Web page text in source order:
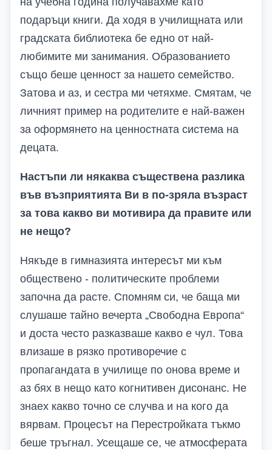
подаръци книги. Да ходя в училищната или
градската библиотека бе едно от най-
любимите ми занимания. Образованието
също беше ценност за нашето семейство.
Затова и аз, и сестра ми четяхме. Смятам, че
личният пример на родителите е най-важен
за оформянето на ценностната система на
децата.
Настъпи ли някаква съществена разлика
във възприятията Ви в по-зряла възраст
за това какво ви мотивира да правите или
не нещо?
Някъде в гимназията интересът ми към
обществено - политическите проблеми
започна да расте. Спомням си, че баща ми
слушаше тайно вечерта „Свободна Европа“
и доста често разказваше какво е чул. Това
влизаше в рязко противоречие с
пропагандата в училище по онова време и
аз бях в нещо като когнитивен дисонанс. Не
знаех какво точно се случва и на кого да
вярвам. Процесът на Перестройката тъкмо
беше тръгнал. Усещаше се, че атмосферата